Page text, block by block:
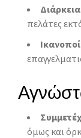
πελάτες
όμως και